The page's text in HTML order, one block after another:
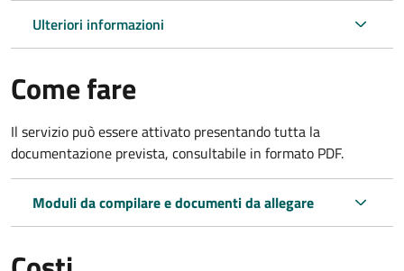
Ulteriori informazioni
Come fare
Il servizio può essere attivato presentando tutta la
documentazione prevista, consultabile in formato PDF.
Moduli da compilare e documenti da allegare